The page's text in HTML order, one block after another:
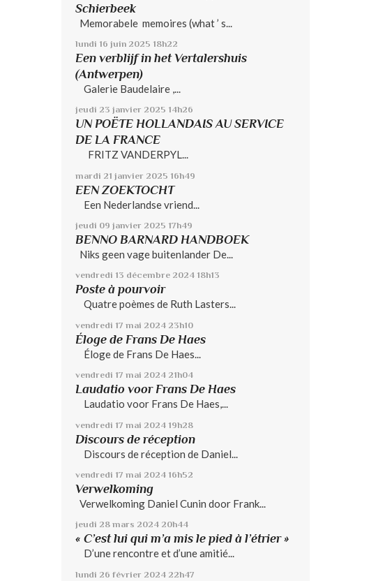
Schierbeek
Memorabele memoires (what ’ s...
lundi 16 juin 2025 18h22
Een verblijf in het Vertalershuis
(Antwerpen)
Galerie Baudelaire ,...
jeudi 23 janvier 2025 14h26
UN POËTE HOLLANDAIS AU SERVICE
DE LA FRANCE
FRITZ VANDERPYL...
mardi 21 janvier 2025 16h49
EEN ZOEKTOCHT
Een Nederlandse vriend...
jeudi 09 janvier 2025 17h49
BENNO BARNARD HANDBOEK
Niks geen vage buitenlander De...
vendredi 13 décembre 2024 18h13
Poste à pourvoir
Quatre poèmes de Ruth Lasters...
vendredi 17 mai 2024 23h10
Éloge de Frans De Haes
Éloge de Frans De Haes...
vendredi 17 mai 2024 21h04
Laudatio voor Frans De Haes
Laudatio voor Frans De Haes,...
vendredi 17 mai 2024 19h28
Discours de réception
Discours de réception de Daniel...
vendredi 17 mai 2024 16h52
Verwelkoming
Verwelkoming Daniel Cunin door Frank...
jeudi 28 mars 2024 20h44
« C’est lui qui m’a mis le pied à l’étrier »
D’une rencontre et d’une amitié...
lundi 26 février 2024 22h47